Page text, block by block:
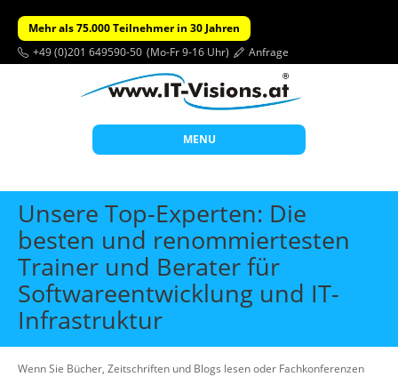
Mehr als 75.000 Teilnehmer in 30 Jahren
+49 (0)201 649590-50 (Mo-Fr 9-16 Uhr) Anfrage
MENU
Start
Themen
Beratung
Individuelle Schulungen
Offene Seminare
Unsere Top-Experten: Die
besten und renommiertesten
Trainer und Berater für
Softwareentwicklung und IT-
Infrastruktur
Wenn Sie Bücher, Zeitschriften und Blogs lesen oder Fachkonferenzen